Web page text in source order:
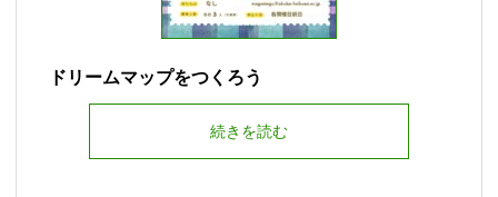
ドリームマップをつくろう
続きを読む